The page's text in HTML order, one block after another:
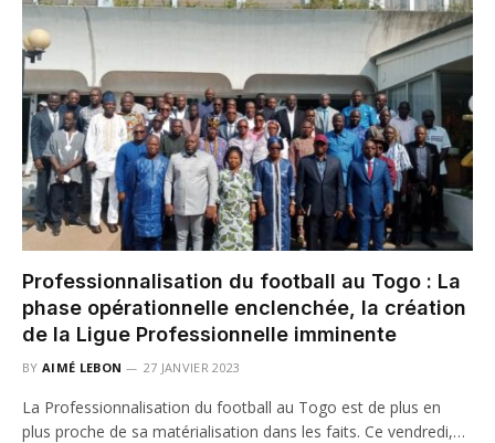
Professionnalisation du football au Togo : La
phase opérationnelle enclenchée, la création
de la Ligue Professionnelle imminente
BY AIMÉ LEBON 27 JANVIER 2023
La Professionnalisation du football au Togo est de plus en
plus proche de sa matérialisation dans les faits. Ce vendredi,…